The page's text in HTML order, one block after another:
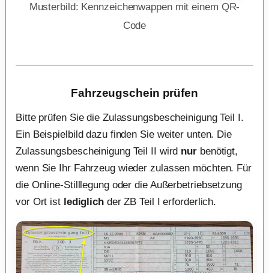
Musterbild: Kennzeichenwappen mit einem QR-
Code
Fahrzeugschein prüfen
Bitte prüfen Sie die Zulassungsbescheinigung Teil I.
Ein Beispielbild dazu finden Sie weiter unten. Die
Zulassungsbescheinigung Teil II wird nur benötigt,
wenn Sie Ihr Fahrzeug wieder zulassen möchten. Für
die Online-Stilllegung oder die Außerbetriebsetzung
vor Ort ist lediglichder ZB Teil I erforderlich.